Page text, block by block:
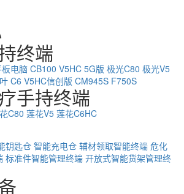
终端
电脑CB100 V5HC 5G版 极光C80 极光V5
C6 V5HC信创版 CM945S F750S
手持终端
C80 莲花V5 莲花C6HC
钥匙仓 智能充电仓 辅材领取智能终端 危化
标准件智能管理终端 开放式智能货架管理终